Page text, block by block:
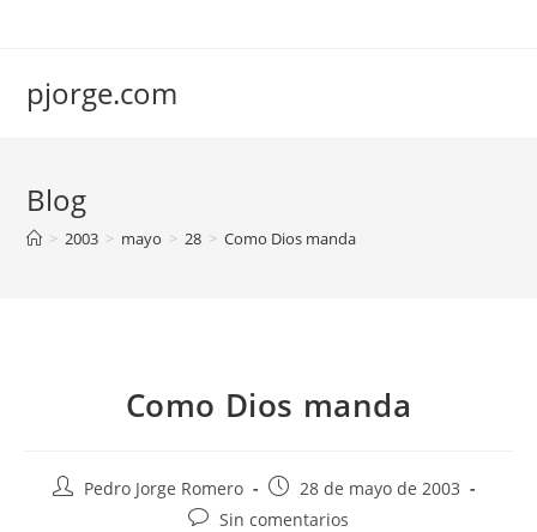
pjorge.com
Blog
> 2003 > mayo > 28 > Como Dios manda
Como Dios manda
AutorPedro Jorge Romero
Publicación
de
28 de mayo de 2003
Comentarios
Sin comentarios